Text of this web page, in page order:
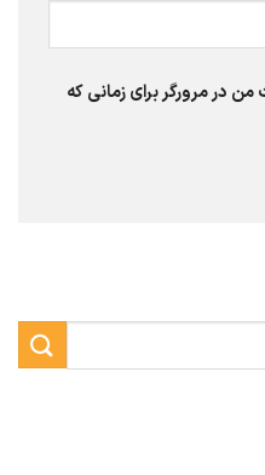
در مرورگر برای زمانی که